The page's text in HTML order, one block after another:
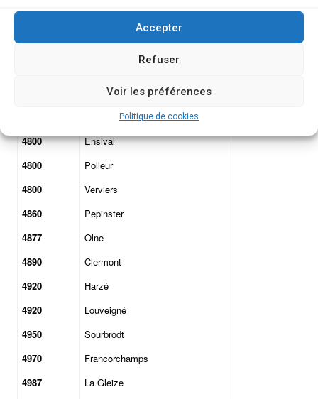
Accepter
Refuser
Voir les préférences
Politique de cookies
Neu-Moresnet
4760
Bullange
Saint-Vith
Lommersweiler
4800
Ensival
4800
Polleur
4800
Verviers
4860
Pepinster
4877
Olne
4890
Clermont
4920
Harzé
4920
Louveigné
4950
Sourbrodt
4970
Francorchamps
4987
La Gleize